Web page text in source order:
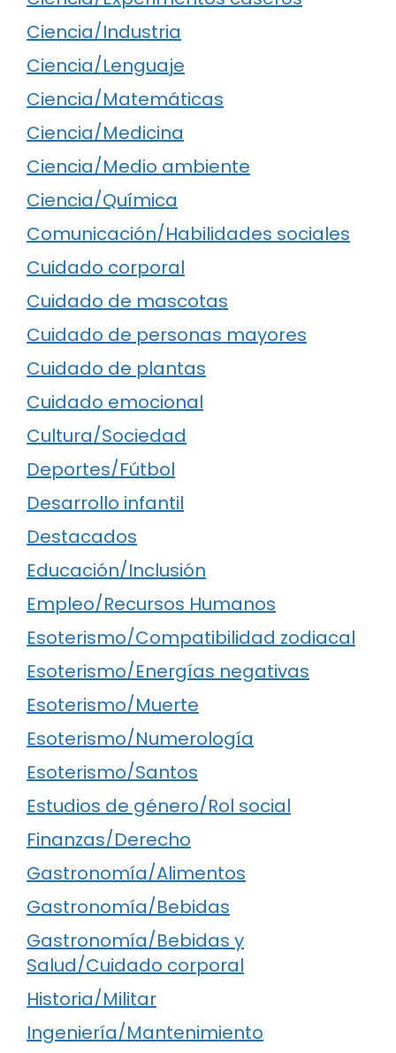
Ciencia/Industria
Ciencia/Lenguaje
Ciencia/Matemáticas
Ciencia/Medicina
Ciencia/Medio ambiente
Ciencia/Química
Comunicación/Habilidades sociales
Cuidado corporal
Cuidado de mascotas
Cuidado de personas mayores
Cuidado de plantas
Cuidado emocional
Cultura/Sociedad
Deportes/Fútbol
Desarrollo infantil
Destacados
Educación/Inclusión
Empleo/Recursos Humanos
Esoterismo/Compatibilidad zodiacal
Esoterismo/Energías negativas
Esoterismo/Muerte
Esoterismo/Numerología
Esoterismo/Santos
Estudios de género/Rol social
Finanzas/Derecho
Gastronomía/Alimentos
Gastronomía/Bebidas
Gastronomía/Bebidas y
Salud/Cuidado corporal
Historia/Militar
Ingeniería/Mantenimiento